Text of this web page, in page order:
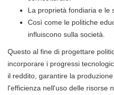
La proprietà fondiaria e le
Così come le politiche
influiscono sulla società.
Questo al fine di progettare
incorporare i progressi
il reddito, garantire la
l'efficienza nell'uso delle risorse